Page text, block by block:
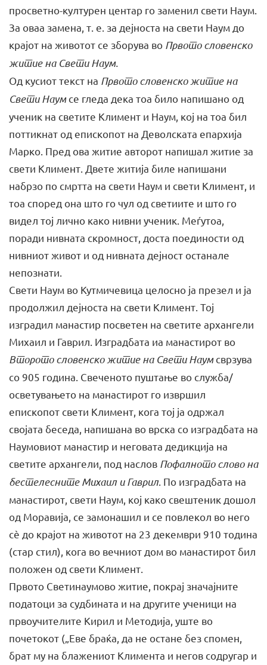
просветно-културен центар го заменил свети Наум.
За оваа замена, т. е. за дејноста на свети Наум до
крајот на жи­вотот се зборува во Првото словенско
житие на Свети Наум.
Од кусиот текст на Првото словенско житие на
Свети Наумсе гледа дека тоа било напишано од
ученик на светите Климент и Наум, кој на тоа бил
поттикнат од епископот на Деволската епархија
Марко. Пред ова житие авторот напишал житие за
свети Климент. Двете житија биле напишани
набрзо по смртта на свети Наум и свети Климент, и
тоа според она што го чул од светиите и што го
видел тој лично како нивни ученик. Меѓутоа,
поради нивната скромност, доста поединости од
нив­ниот живот и од нивната дејност останале
непознати.
Свети Наум во Кутмичевица целосно ја презел и ја
продол­жил дејноста на свети Климент. Тој
изградил манастир посветен на светите архангели
Михаил и Гаврил. Изградбата иа манасти­рот во
Второто словенско житие на Свети Наумсврзува
со 905 година. Свеченото пуштање во служба/
осветувањето на манастирот го извршил
епископот свети Климент, ко­га тој ја одржал
својата беседа, напишана во врска со изград­бата на
Наумовиот манастир и неговата дедикција на
светите архан­гели, под наслов Пофалното слово на
бестелесните Михаил и Гаврил. По изградбата на
манастирот, свети Наум, кој како свештеник дошол
од Моравија, се замонашил и се по­влекол во него
сè до крајот на животот на 23 декември 910 тодина
(стар стил), кога во вечниот дом во манастирот бил
положен од свети Климент.
Првото Светинаумово житие, покрај значајните
податоци за судбината и на другите ученици на
првоучителите Кирил и Ме­тодија, уште во
почетокот („Еве браќа, да не остане без спомен,
брат му на блажениот Климента и негов содругар и